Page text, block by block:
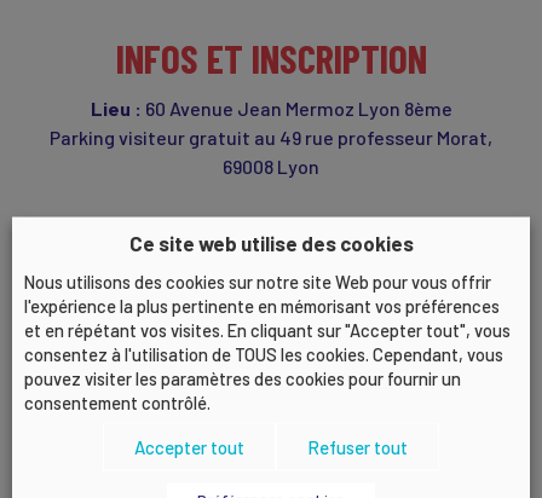
INFOS ET INSCRIPTION
Lieu : 60 Avenue Jean Mermoz Lyon 8ème
Parking visiteur gratuit au 49 rue professeur Morat,
69008 Lyon
Nombre de places limité
Inscription préalable obligatoire par mail auprès
de :
loris.perfetti@medeflyonrhone.com
Partenaires de l’événement :
Ce site web utilise des cookies
Nous utilisons des cookies sur notre site Web pour vous offrir
l'expérience la plus pertinente en mémorisant vos préférences
et en répétant vos visites. En cliquant sur "Accepter tout", vous
consentez à l'utilisation de TOUS les cookies. Cependant, vous
pouvez visiter les paramètres des cookies pour fournir un
consentement contrôlé.
Accepter tout Refuser tout